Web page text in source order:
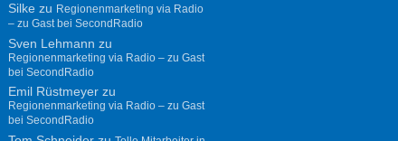
Silkezu Regionenmarketing via Radio
– zu Gast bei SecondRadio
Sven Lehmann zu
Regionenmarketing via Radio – zu Gast
bei SecondRadio
Emil Rüstmeyerzu
Regionenmarketing via Radio – zu Gast
bei SecondRadio